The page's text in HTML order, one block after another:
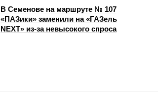
В Семенове на маршруте № 107
«ПАЗики» заменили на «ГАЗель
NEXT» из‑за невысокого спроса